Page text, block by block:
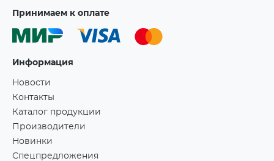
Принимаем к оплате
Информация
Новости
Контакты
Каталог продукции
Производители
Новинки
Спецпредложения